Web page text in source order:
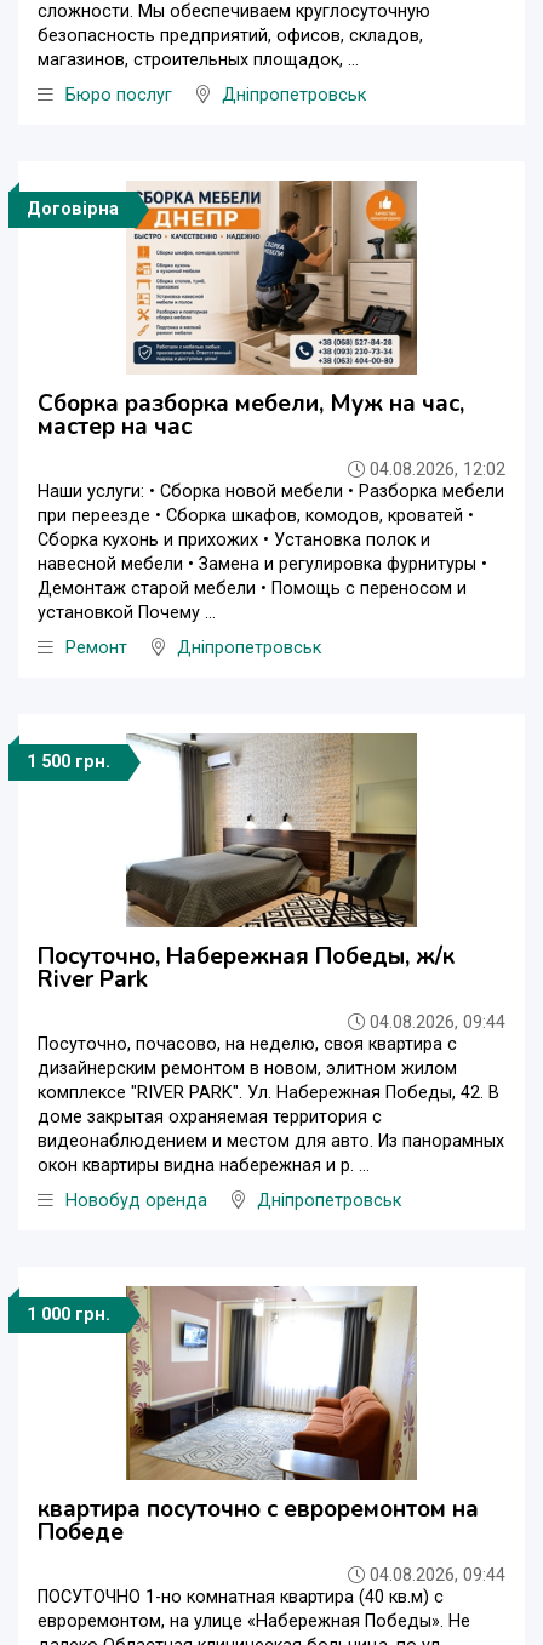
сложности. Мы обеспечиваем круглосуточную
безопасность предприятий, офисов, складов,
магазинов, строительных площадок, ...
Бюро послуг
Дніпропетровськ
Договірна
Сборка разборка мебели, Муж на час,
мастер на час
04.08.2026, 12:02
Наши услуги: • Сборка новой мебели • Разборка мебели
при переезде • Сборка шкафов, комодов, кроватей •
Сборка кухонь и прихожих • Установка полок и
навесной мебели • Замена и регулировка фурнитуры •
Демонтаж старой мебели • Помощь с переносом и
установкой Почему ...
Ремонт
Дніпропетровськ
1 500 грн.
Посуточно, Набережная Победы, ж/к
River Park
04.08.2026, 09:44
Посуточно, почасово, на неделю, своя квартира с
дизайнерским ремонтом в новом, элитном жилом
комплексе "RIVER PARK". Ул. Набережная Победы, 42. В
доме закрытая охраняемая территория с
видеонаблюдением и местом для авто. Из панорамных
окон квартиры видна набережная и р. ...
Новобуд оренда
Дніпропетровськ
1 000 грн.
квартира посуточно с евроремонтом на
Победе
04.08.2026, 09:44
ПОСУТОЧНО 1-но комнатная квартира (40 кв.м) с
евроремонтом, на улице «Набережная Победы». Не